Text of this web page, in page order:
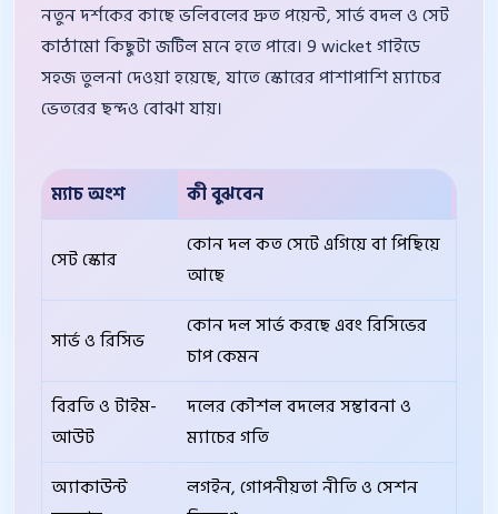
নতুন দর্শকের কাছে ভলিবলের দ্রুত পয়েন্ট, সার্ভ বদল ও সেট
কাঠামো কিছুটা জটিল মনে হতে পারে। 9 wicket গাইডে
সহজ তুলনা দেওয়া হয়েছে, যাতে স্কোরের পাশাপাশি ম্যাচের
ভেতরের ছন্দও বোঝা যায়।
ম্যাচ অংশ কী বুঝবেন
সেট স্কোর
কোন দল কত সেটে এগিয়ে বা পিছিয়ে
আছে
সার্ভ ও রিসিভ
কোন দল সার্ভ করছে এবং রিসিভের
চাপ কেমন
বিরতি ও টাইম-
আউট
দলের কৌশল বদলের সম্ভাবনা ও
ম্যাচের গতি
অ্যাকাউন্ট
লগইন, গোপনীয়তা নীতি ও সেশন